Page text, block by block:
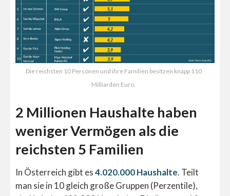
Die reichsten 10 Personen und ihre Familien besitzen knapp 110
Milliarden Euro.
2 Millionen Haushalte haben
weniger Vermögen als die
reichsten 5 Familien
In Österreich gibt es4.020.000 Haushalte. Teilt
man sie in 10 gleich große Gruppen (Perzentile),